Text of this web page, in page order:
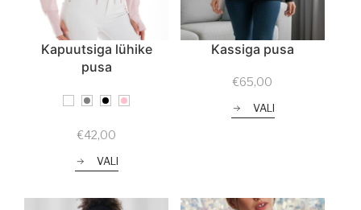
Kapuutsiga lühike
pusa
€42,00
VALI
Kassiga pusa
€65,00
VALI